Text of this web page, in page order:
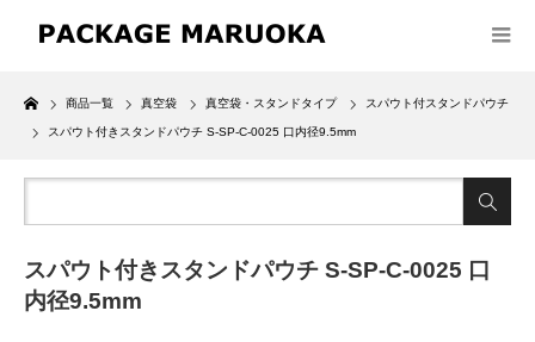
Home
商品一覧 真空袋 真空袋・スタンドタイプ スパウト付スタンドパウチ
スパウト付きスタンドパウチ S-SP-C-0025 口内径9.5mm
スパウト付きスタンドパウチ S-SP-C-0025 口
内径9.5mm